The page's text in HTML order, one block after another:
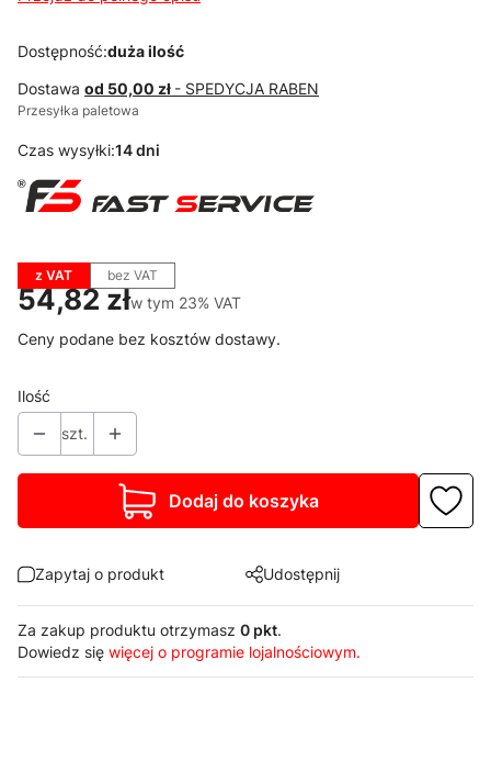
Dostępność:duża ilość
Dostawa od 50,00 zł - SPEDYCJA RABEN
Przesyłka paletowa
Czas wysyłki:14 dni
z VAT bez VAT
Cena
54,82 złw tym 23% VAT
w tym 23% VAT
Ceny podane bez kosztów dostawy.
Ilość
szt.
Dodaj do koszyka
Zapytaj o produkt Udostępnij
Za zakup produktu otrzymasz 0 pkt.
Dowiedz się więcej o programie lojalnościowym.